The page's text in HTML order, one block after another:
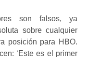
son falsos, ya
sobre cualquier
posición para HBO.
‘Este es el primer